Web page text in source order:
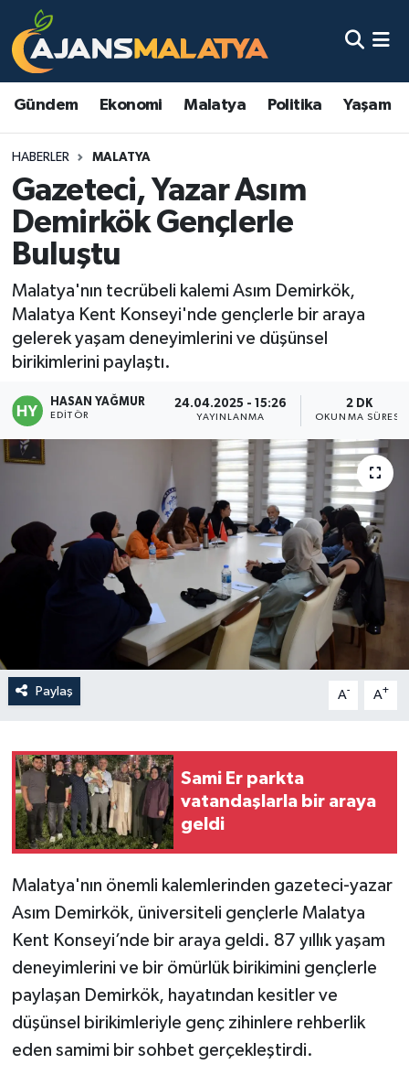
Gündem Ekonomi Malatya Politika Yaşam
HABERLER MALATYA
Gazeteci, Yazar Asım
Demirkök Gençlerle
Buluştu
Malatya'nın tecrübeli kalemi Asım Demirkök,
Malatya Kent Konseyi'nde gençlerle bir araya
gelerek yaşam deneyimlerini ve düşünsel
birikimlerini paylaştı.
HASAN YAĞMUR
EDITÖR
24.04.2025 - 15:26
YAYINLANMA
2 DK
OKUNMA SÜRESI
Paylaş A- A+
Sami Er parkta
vatandaşlarla bir araya
geldi
Malatya'nın önemli kalemlerinden gazeteci-yazar
Asım Demirkök, üniversiteli gençlerle Malatya
Kent Konseyi’nde bir araya geldi. 87 yıllık yaşam
deneyimlerini ve bir ömürlük birikimini gençlerle
paylaşan Demirkök, hayatından kesitler ve
düşünsel birikimleriyle genç zihinlere rehberlik
eden samimi bir sohbet gerçekleştirdi.
Asayiş
Eğitim
Ekonomi
Gündem
Kadın
Kültür & Sanat
Magazin
Politika
Spor
Teknoloji
Malatya Nöbetçi Eczaneler
Malatya Namaz Vakitleri
Malatya Trafik Yoğunluk Haritası
TFF 3.Lig 2.Grup Puan Durumu ve Fikstür
Tüm Manşetler
Son Dakika Haberleri
Haber Arşivi